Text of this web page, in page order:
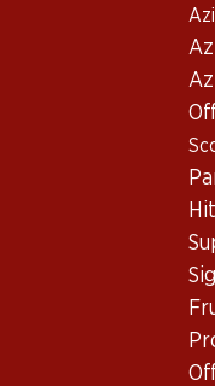
Pinot
Maienfelder Pinot Noir